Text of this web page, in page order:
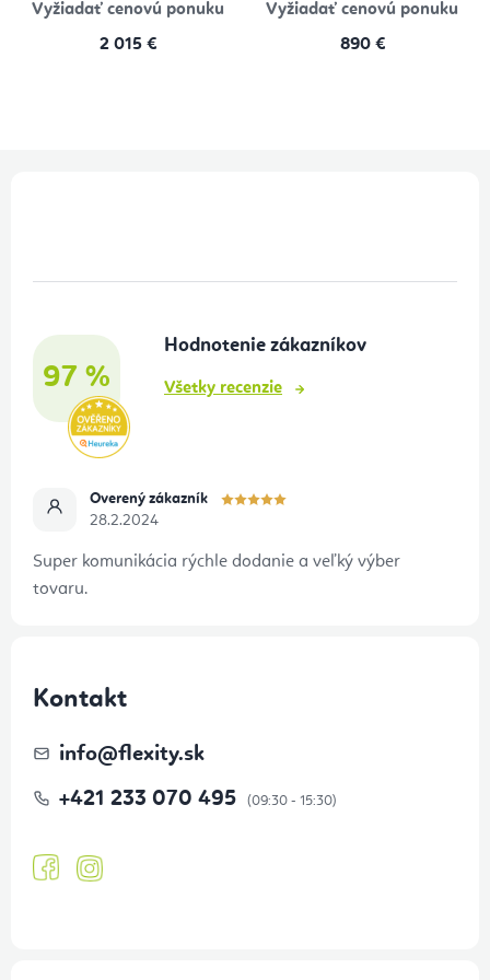
Vyžiadať cenovú ponuku
2 015 €
Vyžiadať cenovú ponuku
890 €
97 %
Hodnotenie zákazníkov
Všetky recenzie
Overený zákazník
28.2.2024
Super komunikácia rýchle dodanie a veľký výber
tovaru.
Kontakt
info@flexity.sk
+421 233 070 495